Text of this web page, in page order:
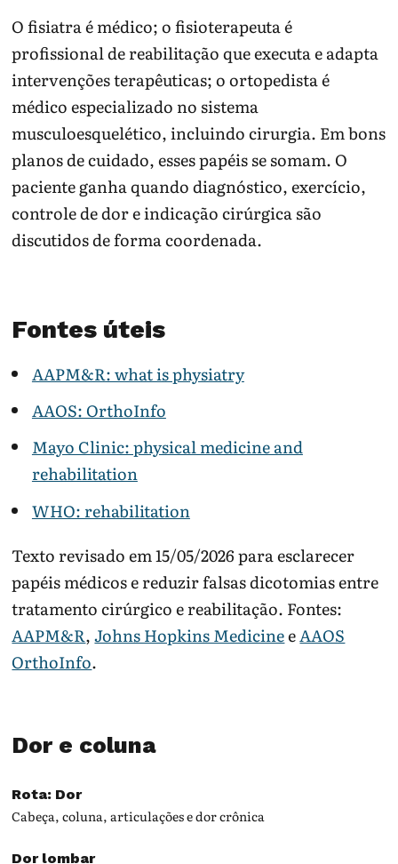
O fisiatra é médico; o fisioterapeuta é
profissional de reabilitação que executa e adapta
intervenções terapêuticas; o ortopedista é
médico especializado no sistema
musculoesquelético, incluindo cirurgia. Em bons
planos de cuidado, esses papéis se somam. O
paciente ganha quando diagnóstico, exercício,
controle de dor e indicação cirúrgica são
discutidos de forma coordenada.
Fontes úteis
AAPM&R: what is physiatry
AAOS: OrthoInfo
Mayo Clinic: physical medicine and
rehabilitation
WHO: rehabilitation
Texto revisado em 15/05/2026 para esclarecer
papéis médicos e reduzir falsas dicotomias entre
tratamento cirúrgico e reabilitação. Fontes:
AAPM&R,Johns Hopkins MedicineeAAOS
OrthoInfo.
Dor e coluna
Rota: Dor
Cabeça, coluna, articulações e dor crônica
Dor lombar